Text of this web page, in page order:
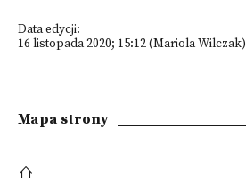
Data edycji:
16 listopada 2020; 15:12 (Mariola Wilczak)
Mapa strony